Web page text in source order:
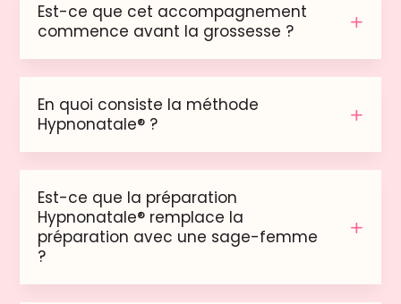
Est-ce que cet accompagnement
commence avant la grossesse ?
En quoi consiste la méthode
Hypnonatale® ?
Est-ce que la préparation
Hypnonatale® remplace la
préparation avec une sage-femme
?